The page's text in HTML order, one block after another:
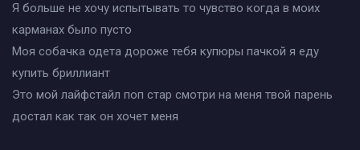
Я больше не хочу испытывать то чувство когда в моих
карманах было пусто
Моя собачка одета дороже тебя купюры пачкой я еду
купить бриллиант
Это мой лайфстайл поп стар смотри на меня твой парень
достал как так он хочет меня